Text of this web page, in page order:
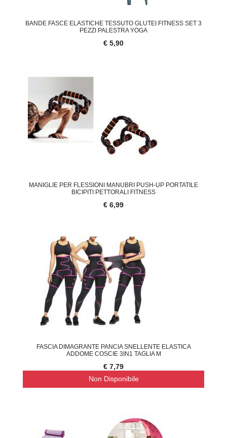
BANDE FASCE ELASTICHE TESSUTO GLUTEI FITNESS SET 3
PEZZI PALESTRA YOGA
€ 5,90
MANIGLIE PER FLESSIONI MANUBRI PUSH-UP PORTATILE
BICIPITI PETTORALI FITNESS
€ 6,99
FASCIA DIMAGRANTE PANCIA SNELLENTE ELASTICA
ADDOME COSCIE 3IN1 TAGLIA M
€ 7,79
Non Disponibile